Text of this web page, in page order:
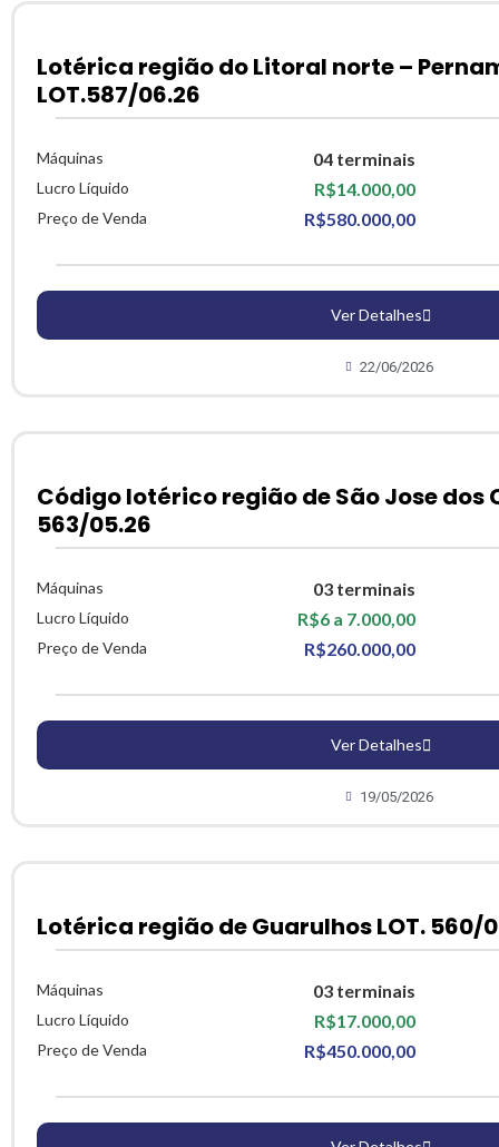
Lotérica região do Litoral norte –
LOT.587/06.26
Máquinas 04 terminais
Lucro Líquido R$14.000,00
Preço de Venda R$580.000,00
Ver Detalhes
22/06/2026
Código lotérico região de São Jose dos
563/05.26
Máquinas 03 terminais
Lucro Líquido R$6 a 7.000,00
Preço de Venda R$260.000,00
Ver Detalhes
19/05/2026
Lotérica região de Guarulhos LOT. 560/
Máquinas 03 terminais
Lucro Líquido R$17.000,00
Preço de Venda R$450.000,00